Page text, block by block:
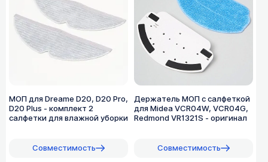
МОП для Dreame D20, D20 Pro,
D20 Plus - комплект 2
салфетки для влажной уборки
Совместимость
Держатель МОП с салфеткой
для Midea VCR04W, VCR04G,
Redmond VR1321S - оригинал
Совместимость